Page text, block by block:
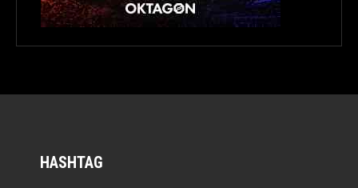
HASHTAG